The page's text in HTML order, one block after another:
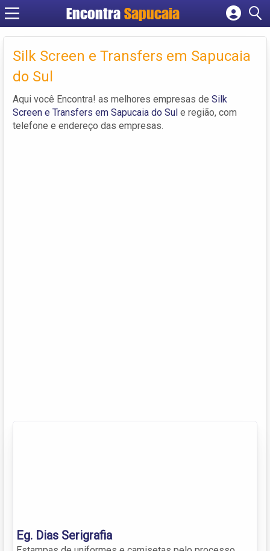
Encontra
Cadastrar empresa
Criar conta
Silk Screen e Transfers em Sapucaia
do Sul
Aqui você Encontra! as melhores empresas de Silk
Screen e Transfers em Sapucaia do Sul e região, com
telefone e endereço das empresas.
Eg. Dias Serigrafia